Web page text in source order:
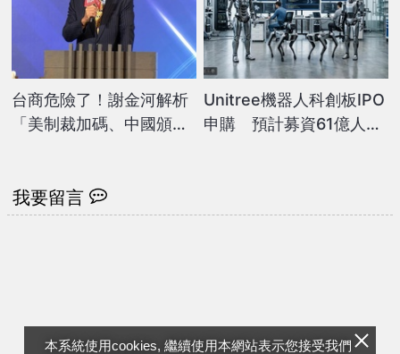
本系統使用cookies, 繼續使用本網站表示您接受我們
台商危險了！謝金河解析
「美制裁加碼、中國頒鎖
Unitree機器人科創板IPO
申購 預計募資61億人民
我要留言